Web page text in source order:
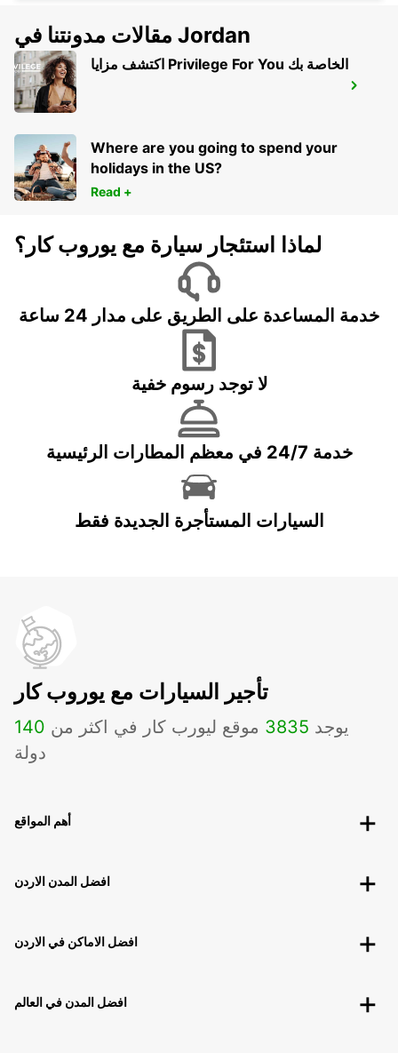
BRUSSELS ANDERLECHT DROGENBOS
IKC
مقالات مدونتنا في Jordan
اكتشف مزايا Privilege For You الخاصة بك
Where are you going to spend your
holidays in the US?
Read +
لماذا استئجار سيارة مع يوروب كار؟
خدمة المساعدة على الطريق على مدار 24 ساعة
لا توجد رسوم خفية
خدمة 24/7 في معظم المطارات الرئيسية
السيارات المستأجرة الجديدة فقط
تأجير السيارات مع يوروب كار
يوجد 3835 موقع ليورب كار في اكثر من 140
دولة
أهم المواقع
افضل المدن الاردن
افضل الاماكن في الاردن
افضل المدن في العالم